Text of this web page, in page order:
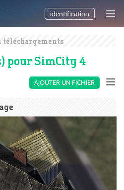
identification
pour SimCity 4
AJOUTER UN FICHIER